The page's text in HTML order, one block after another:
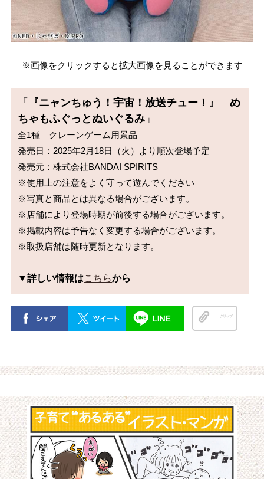
※画像をクリックすると拡大画像を見ることができます
「
『ニャンちゅう！宇宙！放送チュー！』　め
ちゃもふぐっとぬいぐるみ 」
全1種　クレーンゲーム用景品
発売日：2025年2月18日（火）より順次登場予定
発売元：株式会社BANDAI SPIRITS
※使用上の注意をよく守って遊んでください
※写真と商品とは異なる場合がございます。
※店舗により登場時期が前後する場合がございます。
※掲載内容は予告なく変更する場合がございます。
※取扱店舗は随時更新となります。
▼詳しい情報はこちらから
クリップ